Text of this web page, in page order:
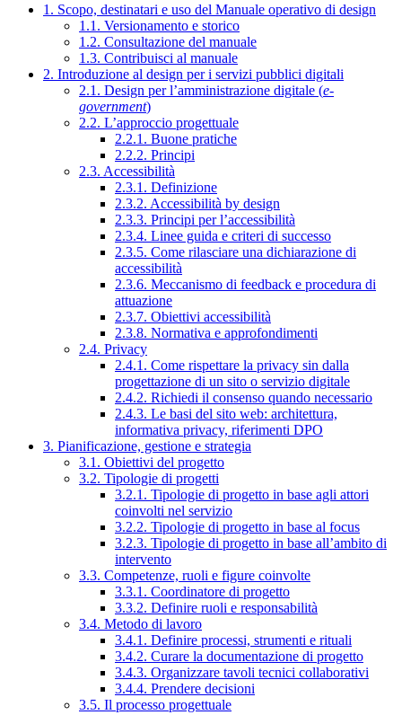
1. Scopo, destinatari e uso del Manuale operativo di design
1.1. Versionamento e storico
1.2. Consultazione del manuale
1.3. Contribuisci al manuale
2. Introduzione al design per i servizi pubblici digitali
2.1. Design per l’amministrazione digitale (e-
government)
2.2. L’approccio progettuale
2.2.1. Buone pratiche
2.2.2. Principi
2.3. Accessibilità
2.3.1. Definizione
2.3.2. Accessibilità by design
2.3.3. Principi per l’accessibilità
2.3.4. Linee guida e criteri di successo
2.3.5. Come rilasciare una dichiarazione di
accessibilità
2.3.6. Meccanismo di feedback e procedura di
attuazione
2.3.7. Obiettivi accessibilità
2.3.8. Normativa e approfondimenti
2.4. Privacy
2.4.1. Come rispettare la privacy sin dalla
progettazione di un sito o servizio digitale
2.4.2. Richiedi il consenso quando necessario
2.4.3. Le basi del sito web: architettura,
informativa privacy, riferimenti DPO
3. Pianificazione, gestione e strategia
3.1. Obiettivi del progetto
3.2. Tipologie di progetti
3.2.1. Tipologie di progetto in base agli attori
coinvolti nel servizio
3.2.2. Tipologie di progetto in base al focus
3.2.3. Tipologie di progetto in base all’ambito di
intervento
3.3. Competenze, ruoli e figure coinvolte
3.3.1. Coordinatore di progetto
3.3.2. Definire ruoli e responsabilità
3.4. Metodo di lavoro
3.4.1. Definire processi, strumenti e rituali
3.4.2. Curare la documentazione di progetto
3.4.3. Organizzare tavoli tecnici collaborativi
3.4.4. Prendere decisioni
3.5. Il processo progettuale